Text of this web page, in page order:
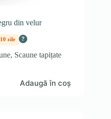
din velur
zile ?
, Scaune tapițate
Adaugă în coș